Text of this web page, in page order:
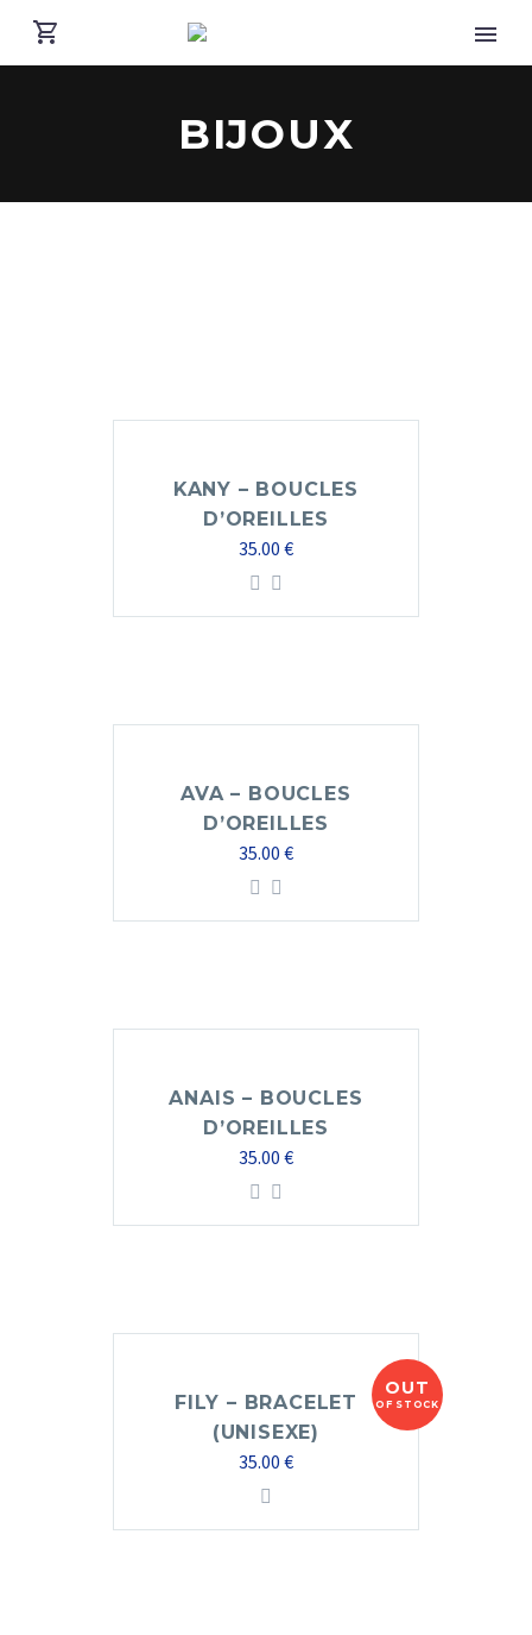
BIJOUX
KANY – BOUCLES
D’OREILLES
35.00 €
AVA – BOUCLES
D’OREILLES
35.00 €
ANAIS – BOUCLES
D’OREILLES
35.00 €
OUT
OF STOCK
FILY – BRACELET
(UNISEXE)
35.00 €